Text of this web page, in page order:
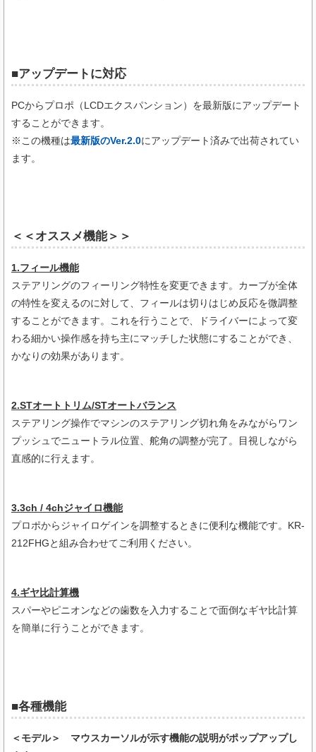
■アップデートに対応
PCからプロポ（LCDエクスパンション）を最新版にアップデート
することができます。
※この機種は最新版のVer.2.0にアップデート済みで出荷されてい
ます。
＜＜オススメ機能＞＞
1.フィール機能
ステアリングのフィーリング特性を変更できます。カーブが全体
の特性を変えるのに対して、フィールは切りはじめ反応を微調整
することができます。これを行うことで、ドライバーによって変
わる細かい操作感を持ち主にマッチした状態にすることができ、
かなりの効果があります。
2.STオートトリム/STオートバランス
ステアリング操作でマシンのステアリング切れ角をみながらワン
プッシュでニュートラル位置、舵角の調整が完了。目視しながら
直感的に行えます。
3.3ch / 4chジャイロ機能
プロポからジャイロゲインを調整するときに便利な機能です。KR-
212FHGと組み合わせてご利用ください。
4.ギヤ比計算機
スパーやピニオンなどの歯数を入力することで面倒なギヤ比計算
を簡単に行うことができます。
■各種機能
＜モデル＞ マウスカーソルが示す機能の説明がポップアップし